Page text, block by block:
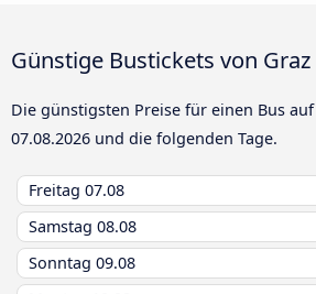
Günstige Bustickets von
Die günstigsten Preise für einen Bus
07.08.2026 und die folgenden Tage.
Freitag 07.08
Samstag 08.08
Sonntag 09.08